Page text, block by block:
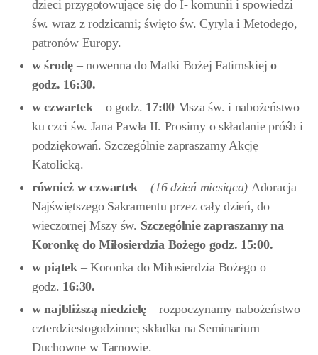
dzieci przygotowujące się do I- komunii i spowiedzi
św. wraz z rodzicami; święto św. Cyryla i Metodego,
patronów Europy.
w środę – nowenna do Matki Bożej Fatimskiejo
godz. 16:30.
w czwartek– o godz. 17:00 Msza św. i nabożeństwo
ku czci św. Jana Pawła II. Prosimy o składanie próśb i
podziękowań. Szczególnie zapraszamy Akcję
Katolicką.
również w czwartek –(16 dzień miesiąca) Adoracja
Najświętszego Sakramentu przez cały dzień, do
wieczornej Mszy św. Szczególnie zapraszamy na
Koronkę do Miłosierdzia Bożego godz. 15:00.
w piątek – Koronka do Miłosierdzia Bożego o
godz. 16:30.
w najbliższą niedzielę – rozpoczynamy nabożeństwo
czterdziestogodzinne; składka na Seminarium
Duchowne w Tarnowie.